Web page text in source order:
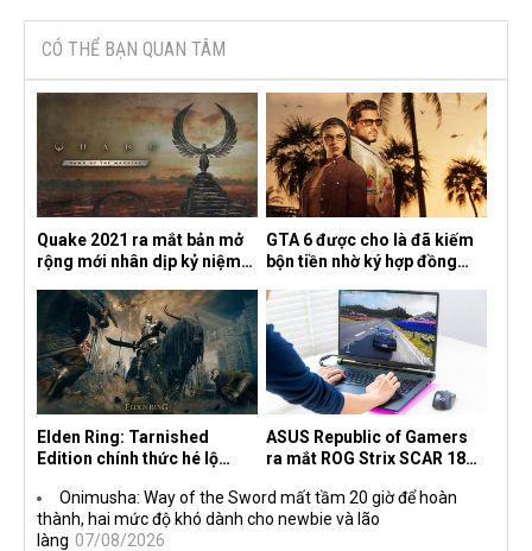
CÓ THỂ BẠN QUAN TÂM
Quake 2021 ra mắt bản mở
rộng mới nhân dịp kỷ niệm
the Machine
GTA 6 được cho là đã kiếm
bộn tiền nhờ ký hợp đồng
Elden Ring: Tarnished
Edition chính thức hé lộ
ASUS Republic of Gamers
ra mắt ROG Strix SCAR 18
Onimusha: Way of the Sword mất tầm 20 giờ để hoàn
thành, hai mức độ khó dành cho newbie và lão
làng 07/08/2026